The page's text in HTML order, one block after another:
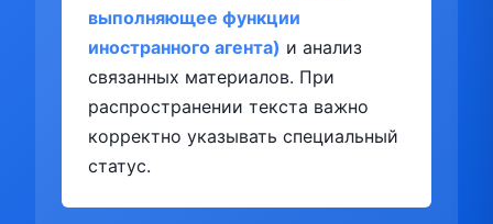
выполняющее функции
иностранного агента) и анализ
связанных материалов. При
распространении текста важно
корректно указывать специальный
статус.